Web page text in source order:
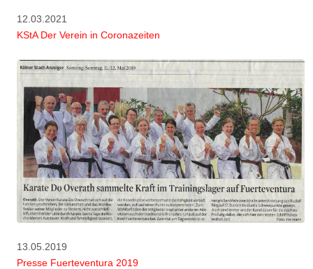
12.03.2021
KStA Der Verein in Coronazeiten
13.05.2019
Presse Fuerteventura 2019